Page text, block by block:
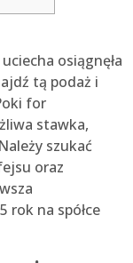
osiągnęła
tą podaż i
for
stawka,
szukać
oraz
rok na spółce